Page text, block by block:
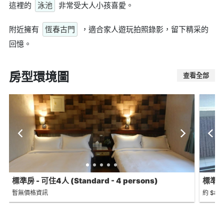
這裡的 泳池 非常受大人小孩喜愛。
附近擁有 恆春古門
，適合家人遊玩拍照錄影，留下精采的
回憶。
房型環境圖 查看全部
標準房 - 可住4人 (Standard - 4 persons)
暫無價格資訊
標準
約